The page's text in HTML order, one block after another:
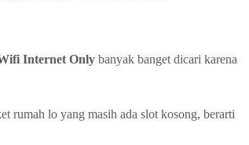
Internet Only banyak banget dicari karena
rumah lo yang masih ada slot kosong, berarti